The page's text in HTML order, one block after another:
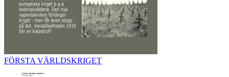
FÖRSTA VÄRLDSKRIGET